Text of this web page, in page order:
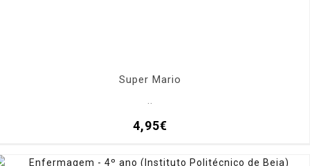
Super Mario
4,95€